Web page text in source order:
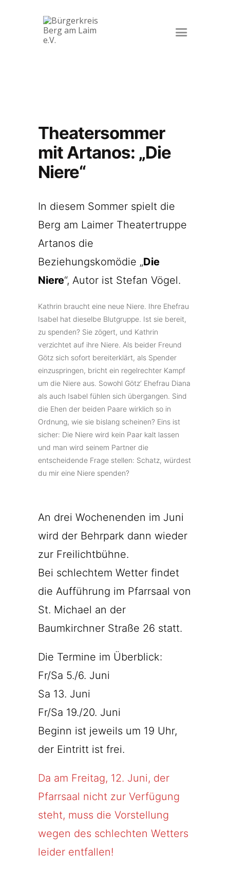
Datenschutz
Theatersommer
mit Artanos: „Die
Niere“
In diesem Sommer spielt die
Berg am Laimer Theatertruppe
Artanos die
Beziehungskomödie „Die
Niere“, Autor ist Stefan Vögel.
Kathrin braucht eine neue Niere. Ihre Ehefrau
Isabel hat dieselbe Blutgruppe. Ist sie bereit,
zu spenden? Sie zögert, und Kathrin
verzichtet auf ihre Niere. Als beider Freund
Götz sich sofort bereiterklärt, als Spender
einzuspringen, bricht ein regelrechter Kampf
um die Niere aus. Sowohl Götz‘ Ehefrau Diana
als auch Isabel fühlen sich übergangen. Sind
die Ehen der beiden Paare wirklich so in
Ordnung, wie sie bislang scheinen? Eins ist
sicher: Die Niere wird kein Paar kalt lassen
und man wird seinem Partner die
entscheidende Frage stellen: Schatz, würdest
du mir eine Niere spenden?
An drei Wochenenden im Juni
wird der Behrpark dann wieder
zur Freilichtbühne.
Bei schlechtem Wetter findet
die Aufführung im Pfarrsaal von
St. Michael an der
Baumkirchner Straße 26 statt.
Die Termine im Überblick:
Fr/Sa 5./6. Juni
Sa 13. Juni
Fr/Sa 19./20. Juni
Beginn ist jeweils um 19 Uhr,
der Eintritt ist frei.
Da am Freitag, 12. Juni, der
Pfarrsaal nicht zur Verfügung
steht, muss die Vorstellung
wegen des schlechten Wetters
leider entfallen!